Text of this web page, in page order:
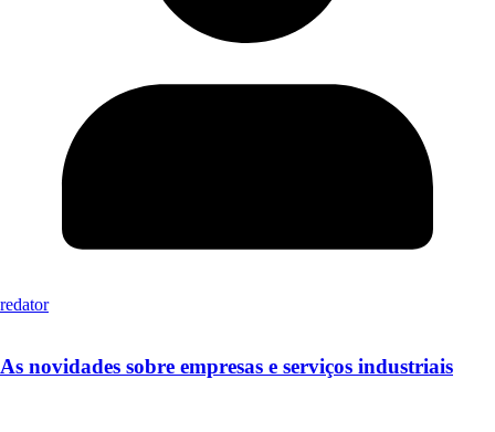
redator
As novidades sobre empresas e serviços industriais